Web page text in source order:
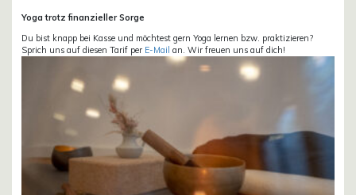
Yoga trotz finanzieller Sorge
Du bist knapp bei Kasse und möchtest gern Yoga lernen bzw. praktizieren?
Sprich uns auf diesen Tarif per E-Mail an. Wir freuen uns auf dich!